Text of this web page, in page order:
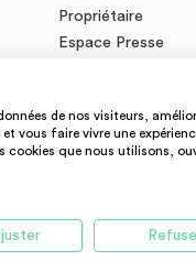
Propriétaire
Espace Presse
et jeune actif dans
de nos visiteurs,
vous faire vivre une
cookies que nous utilisons,